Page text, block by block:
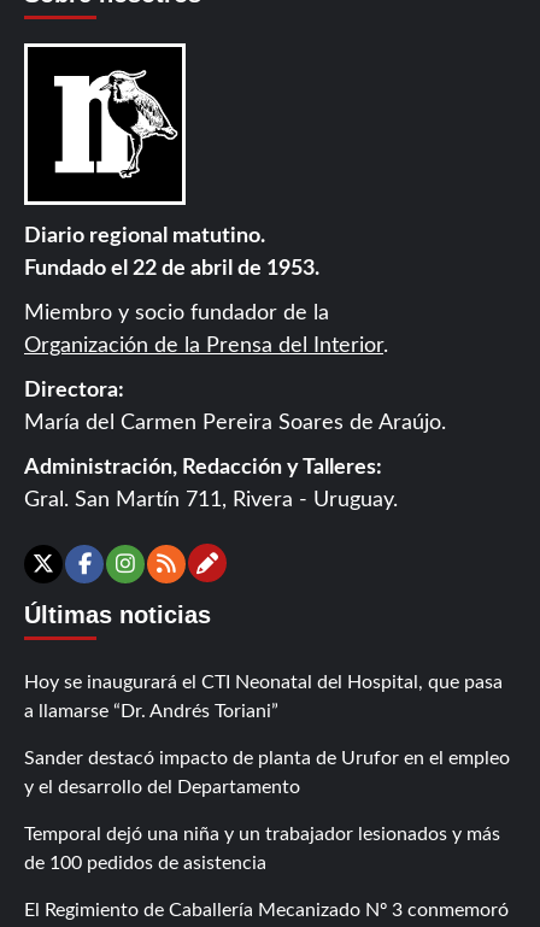
Diario regional matutino.
Fundado el 22 de abril de 1953.
Miembro y socio fundador de la
Organización de la Prensa del Interior.
Directora:
María del Carmen Pereira Soares de Araújo.
Administración, Redacción y Talleres:
Gral. San Martín 711, Rivera - Uruguay.
X Facebook
Instagram
RSSContáctanos
Últimas noticias
Hoy se inaugurará el CTI Neonatal del Hospital, que pasa
a llamarse “Dr. Andrés Toriani”
Sander destacó impacto de planta de Urufor en el empleo
y el desarrollo del Departamento
Temporal dejó una niña y un trabajador lesionados y más
de 100 pedidos de asistencia
El Regimiento de Caballería Mecanizado Nº 3 conmemoró